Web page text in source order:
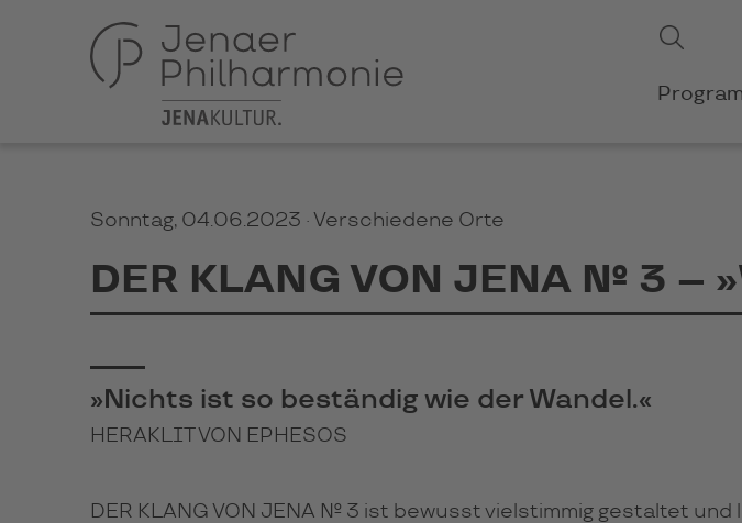
Navigation
Sonntag, 04.06.2023 · Verschiedene Orte
DER KLANG VON JENA № 3 –
»Nichts ist so beständig wie der Wandel.«
HERAKLIT VON EPHESOS
DER KLANG VON JENA Nº 3 ist bewusst viel­stim­mig gestal­tet